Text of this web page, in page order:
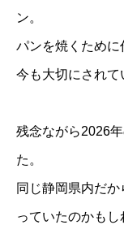
ン。
パンを焼くために
今も大切にされて
残念ながら2026
た。
同じ静岡県内だ
っていたのかもし